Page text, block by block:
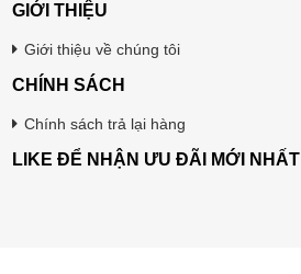
GIỚI THIỆU
Giới thiệu về chúng tôi
CHÍNH SÁCH
Chính sách trả lại hàng
LIKE ĐỂ NHẬN ƯU ĐÃI MỚI NHẤT